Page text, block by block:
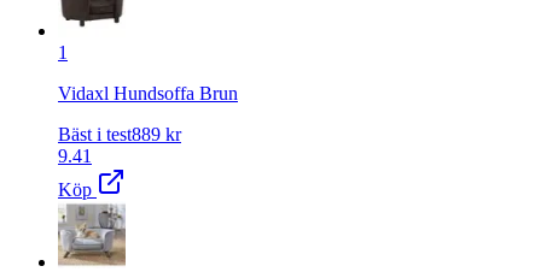
1
Vidaxl Hundsoffa Brun
Bäst i test889 kr
9.41
Köp